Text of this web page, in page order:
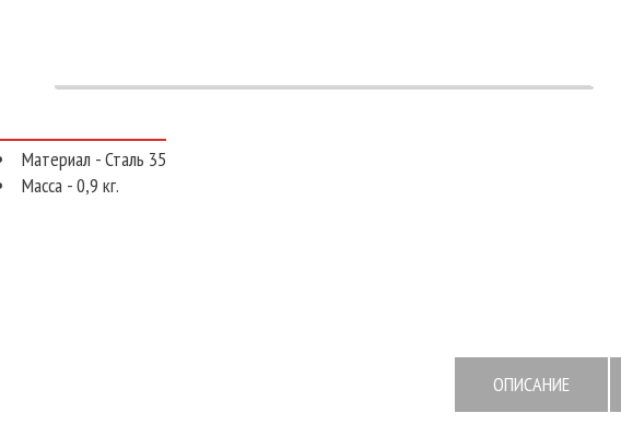
Материал - Сталь 35
Масса - 0,9 кг.
ОПИСАНИЕ